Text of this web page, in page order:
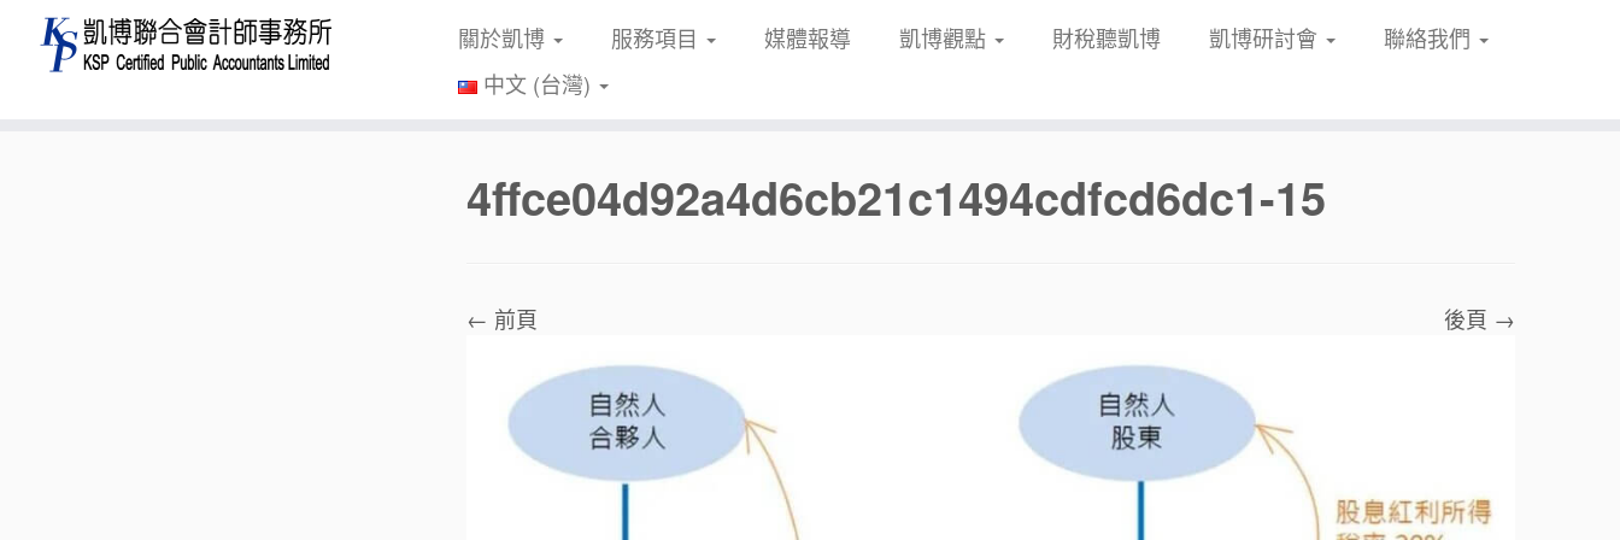
關於凱博 服務項目 媒體報導 凱博觀點 財稅聽凱博 凱博研討會
聯絡我們
中文 (台灣)
4ffce04d92a4d6cb21c1494cdfcd6dc1-15
← 前頁 後頁 →